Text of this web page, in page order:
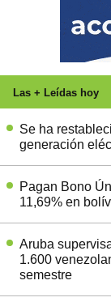
Las + Leídas hoy
Se ha
generación
Pagan Bono
11,69% en
Aruba
1.600
semestre